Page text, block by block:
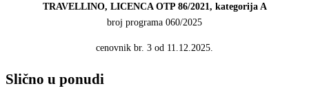
TRAVELLINO, LICENCA OTP 86/2021, kategorija A
broj programa 060/2025
cenovnik br. 3 od 11.12.2025.
Slično u ponudi